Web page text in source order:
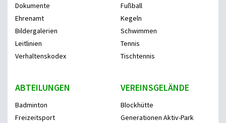
Dokumente
Ehrenamt
Bildergalerien
Leitlinien
Verhaltenskodex
Fußball
Kegeln
Schwimmen
Tennis
Tischtennis
ABTEILUNGEN
Badminton
Freizeitsport
VEREINSGELÄNDE
Blockhütte
Generationen Aktiv-Park